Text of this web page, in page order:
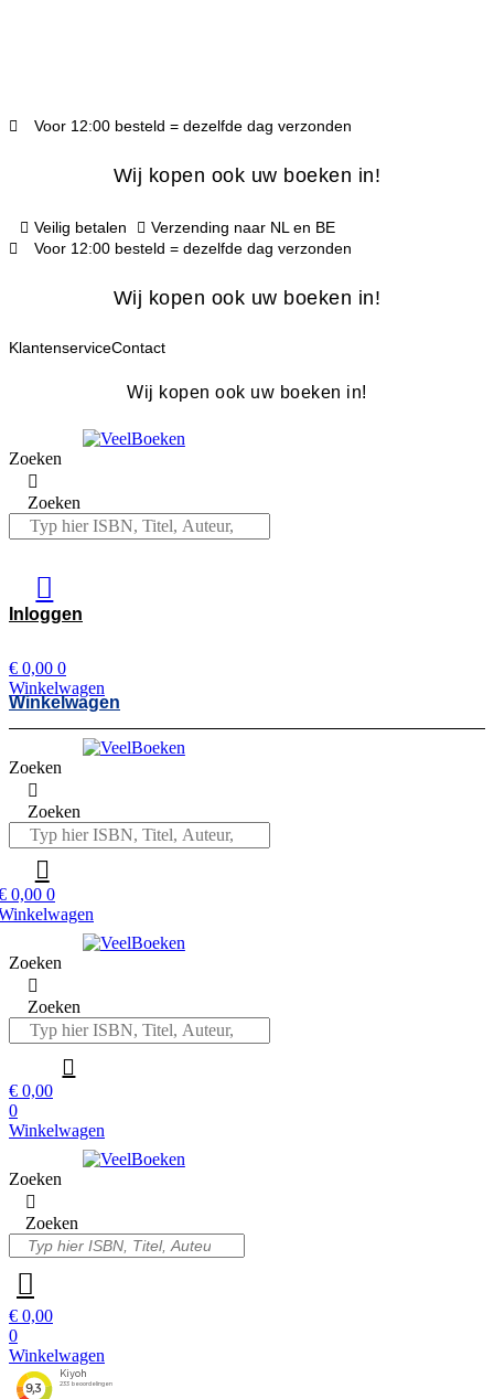
Voor 12:00 besteld = dezelfde dag verzonden
Wij kopen ook uw boeken in!
Veilig betalen
Verzending naar NL en BE
Voor 12:00 besteld = dezelfde dag verzonden
Wij kopen ook uw boeken in!
KlantenserviceContact
Wij kopen ook uw boeken in!
Zoeken
Zoeken
Inloggen
€ 0,00 0
Winkelwagen
Winkelwagen
Zoeken
Zoeken
0,00 0
Zoeken
Zoeken
€ 0,00
0
Winkelwagen
Zoeken
Zoeken
€ 0,00
0
Winkelwagen